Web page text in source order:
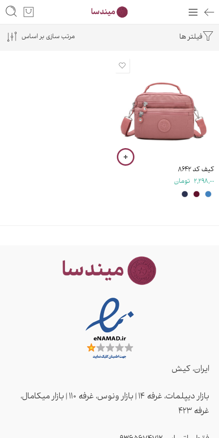
فیلتر ها مرتب سازی بر اساس
کیف کد ۸۶۴۲
2,298,000 تومان
ایران، کیش
بازار دیپلمات، غرفه ۱۴ | بازار ونوس، غرفه ۱۱۰ | بازار میکامال،
غرفه ۴2۳